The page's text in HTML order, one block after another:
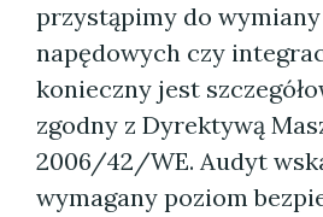
przystąpimy do wymiany
napędowych czy
konieczny jest
zgodny z Dyrektywą
2006/42/WE. Audyt
wymagany poziom